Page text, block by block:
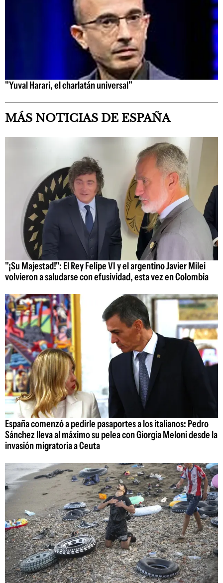
"Yuval Harari, el charlatán universal"
MÁS NOTICIAS DE ESPAÑA
"¡Su Majestad!": El Rey Felipe VI y el argentino Javier Milei
volvieron a saludarse con efusividad, esta vez en Colombia
España comenzó a pedirle pasaportes a los italianos: Pedro
Sánchez lleva al máximo su pelea con Giorgia Meloni desde la
invasión migratoria a Ceuta